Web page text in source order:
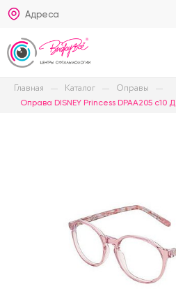
Адреса
Главная Каталог Оправы
Оправа DISNEY Princess DPAA205 c10 Д